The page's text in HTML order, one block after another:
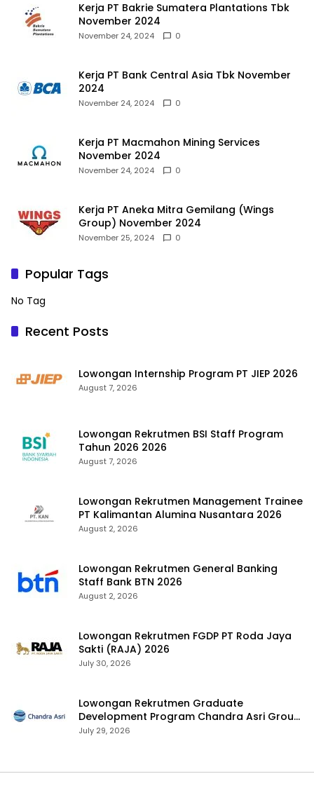
Kerja PT Bakrie Sumatera Plantations Tbk
November 2024
November 24, 2024 0
Kerja PT Bank Central Asia Tbk November
2024
November 24, 2024 0
Kerja PT Macmahon Mining Services
November 2024
November 24, 2024 0
Kerja PT Aneka Mitra Gemilang (Wings
Group) November 2024
November 25, 2024 0
Popular Tags
No Tag
Recent Posts
Lowongan Internship Program PT JIEP 2026
August 7, 2026
Lowongan Rekrutmen BSI Staff Program
Tahun 2026 2026
August 7, 2026
Lowongan Rekrutmen Management Trainee
PT Kalimantan Alumina Nusantara 2026
August 2, 2026
Lowongan Rekrutmen General Banking
Staff Bank BTN 2026
August 2, 2026
Lowongan Rekrutmen FGDP PT Roda Jaya
Sakti (RAJA) 2026
July 30, 2026
Lowongan Rekrutmen Graduate
Development Program Chandra Asri Group
2026
July 29, 2026